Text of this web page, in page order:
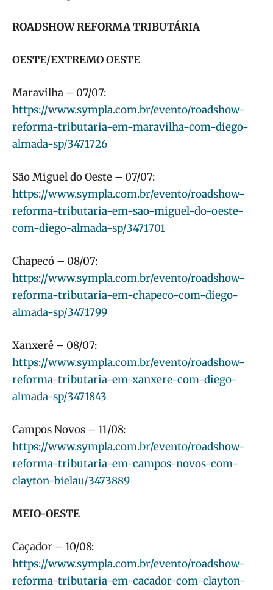
ROADSHOW REFORMA TRIBUTÁRIA
OESTE/EXTREMO OESTE
Maravilha – 07/07:
https://www.sympla.com.br/evento/roadshow-
reforma-tributaria-em-maravilha-com-diego-
almada-sp/3471726
São Miguel do Oeste – 07/07:
https://www.sympla.com.br/evento/roadshow-
reforma-tributaria-em-sao-miguel-do-oeste-
com-diego-almada-sp/3471701
Chapecó – 08/07:
https://www.sympla.com.br/evento/roadshow-
reforma-tributaria-em-chapeco-com-diego-
almada-sp/3471799
Xanxerê – 08/07:
https://www.sympla.com.br/evento/roadshow-
reforma-tributaria-em-xanxere-com-diego-
almada-sp/3471843
Campos Novos – 11/08:
https://www.sympla.com.br/evento/roadshow-
reforma-tributaria-em-campos-novos-com-
clayton-bielau/3473889
MEIO-OESTE
Caçador – 10/08:
https://www.sympla.com.br/evento/roadshow-
reforma-tributaria-em-cacador-com-clayton-